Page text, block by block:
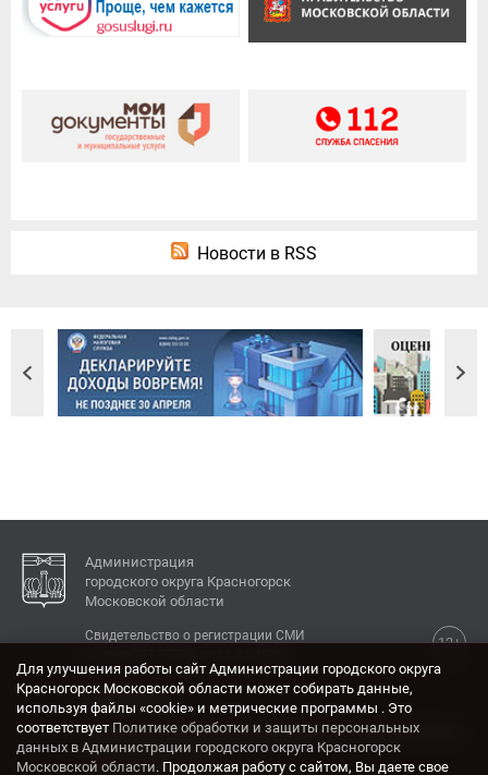
Новости в RSS
Администрация
городского округа Красногорск
Московской области
12+
Свидетельство о регистрации СМИ
КОНТАКТЫ
Адрес: 143404, Московская область, г. Красногорск,
ул. Ленина, дом 4.
Для улучшения работы сайт Администрации городского округа
Красногорск Московской области может собирать данные,
используя файлы «cookie» и метрические программы . Это
соответствует Политике обработки и защиты персональных
данных в Администрации городского округа Красногорск
Московской области. Продолжая работу с сайтом, Вы даете свое